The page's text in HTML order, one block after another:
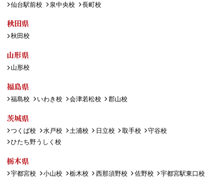
仙台駅前校 泉中央校 長町校
秋田県
秋田校
山形県
山形校
福島県
福島校 いわき校 会津若松校 郡山校
茨城県
つくば校 水戸校 土浦校 日立校 取手校
守谷校
ひたち野うしく校
栃木県
宇都宮校 小山校 栃木校 西那須野校 佐野校 宇都宮駅東口校